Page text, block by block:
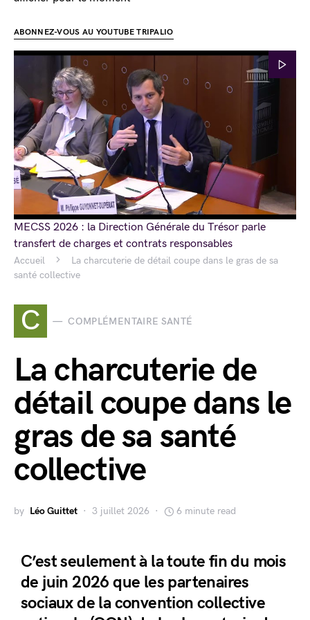
Accueil
La charcuterie de détail coupe dans le gras de sa
santé collective
C COMPLÉMENTAIRE SANTÉ
La charcuterie de
détail coupe dans le
gras de sa santé
collective
by Léo Guittet 3 juillet 2026 6 minute read
C’est seulement à la toute fin du mois
de juin 2026 que les partenaires
sociaux de la convention collective
ABONNEZ-VOUS AU YOUTUBE TRIPALIO
MECSS 2026 : la Direction Générale du Trésor parle
transfert de charges et contrats responsables